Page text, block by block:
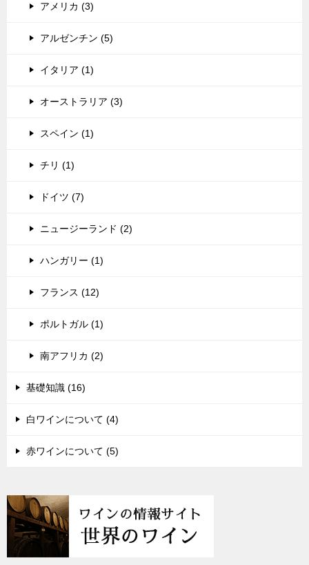
アメリカ (3)
アルゼンチン (5)
イタリア (1)
オーストラリア (3)
スペイン (1)
チリ (1)
ドイツ (7)
ニュージーランド (2)
ハンガリー (1)
フランス (12)
ポルトガル (1)
南アフリカ (2)
基礎知識 (16)
白ワインについて (4)
赤ワインについて (5)